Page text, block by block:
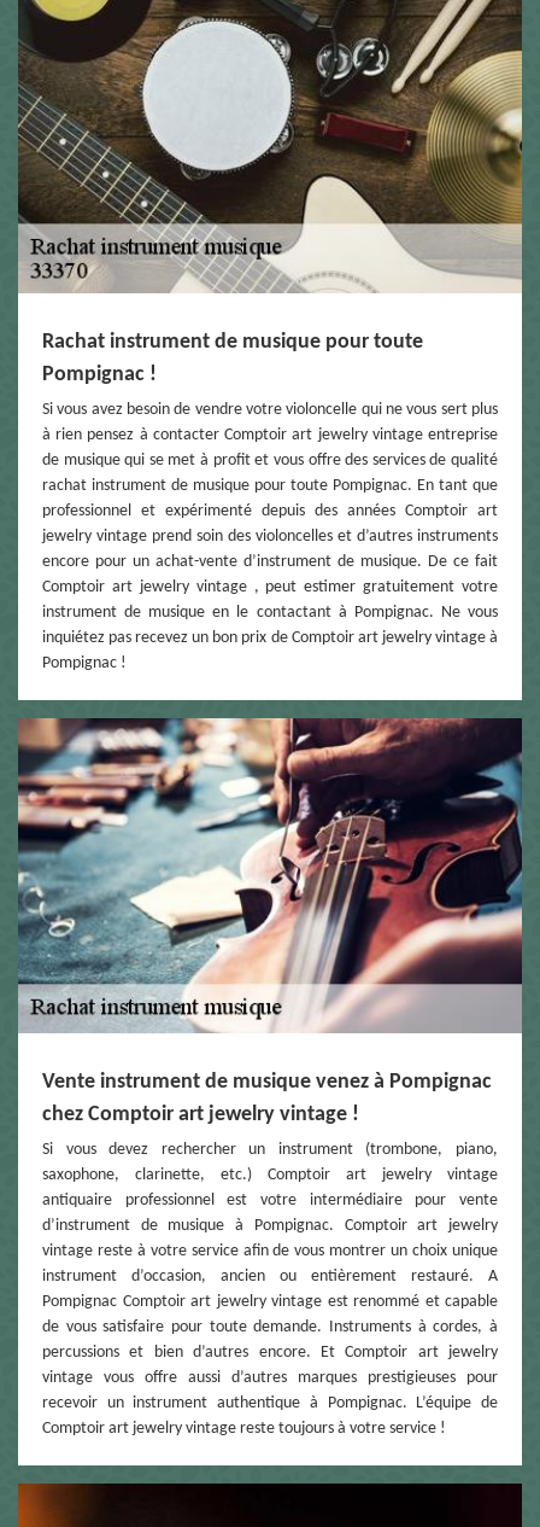
Rachat instrument de musique pour toute
Pompignac !
Si vous avez besoin de vendre votre violoncelle qui ne vous sert plus
à rien pensez à contacter Comptoir art jewelry vintage entreprise
de musique qui se met à profit et vous offre des services de qualité
rachat instrument de musique pour toute Pompignac. En tant que
professionnel et expérimenté depuis des années Comptoir art
jewelry vintage prend soin des violoncelles et d’autres instruments
encore pour un achat-vente d’instrument de musique. De ce fait
Comptoir art jewelry vintage , peut estimer gratuitement votre
instrument de musique en le contactant à Pompignac. Ne vous
inquiétez pas recevez un bon prix de Comptoir art jewelry vintage à
Pompignac !
Vente instrument de musique venez à Pompignac
chez Comptoir art jewelry vintage !
Si vous devez rechercher un instrument (trombone, piano,
saxophone, clarinette, etc.) Comptoir art jewelry vintage
antiquaire professionnel est votre intermédiaire pour vente
d’instrument de musique à Pompignac. Comptoir art jewelry
vintage reste à votre service afin de vous montrer un choix unique
instrument d’occasion, ancien ou entièrement restauré. A
Pompignac Comptoir art jewelry vintage est renommé et capable
de vous satisfaire pour toute demande. Instruments à cordes, à
percussions et bien d’autres encore. Et Comptoir art jewelry
vintage vous offre aussi d’autres marques prestigieuses pour
recevoir un instrument authentique à Pompignac. L’équipe de
Comptoir art jewelry vintage reste toujours à votre service !